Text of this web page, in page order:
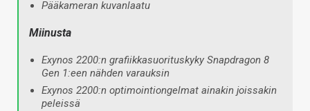
Pääkameran kuvanlaatu
Miinusta
Exynos 2200:n grafiikkasuorituskyky Snapdragon 8
Gen 1:een nähden varauksin
Exynos 2200:n optimointiongelmat ainakin joissakin
peleissä